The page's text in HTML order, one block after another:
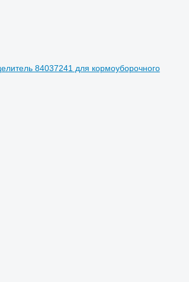
84037241 для кормоуборочного